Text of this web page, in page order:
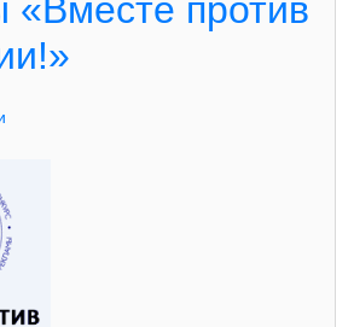
«Вместе против